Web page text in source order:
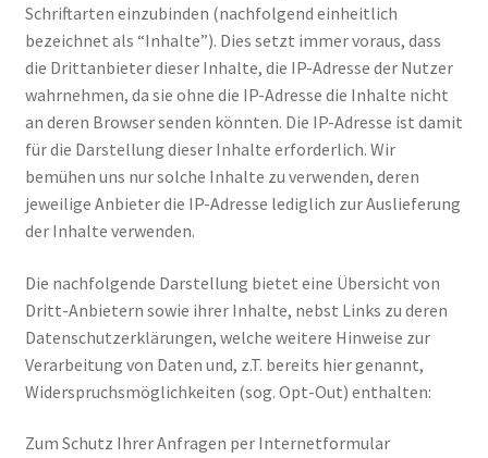
Schriftarten einzubinden (nachfolgend einheitlich
bezeichnet als “Inhalte”). Dies setzt immer voraus, dass
die Drittanbieter dieser Inhalte, die IP-Adresse der Nutzer
wahrnehmen, da sie ohne die IP-Adresse die Inhalte nicht
an deren Browser senden könnten. Die IP-Adresse ist damit
für die Darstellung dieser Inhalte erforderlich. Wir
bemühen uns nur solche Inhalte zu verwenden, deren
jeweilige Anbieter die IP-Adresse lediglich zur Auslieferung
der Inhalte verwenden.
Die nachfolgende Darstellung bietet eine Übersicht von
Dritt-Anbietern sowie ihrer Inhalte, nebst Links zu deren
Datenschutzerklärungen, welche weitere Hinweise zur
Verarbeitung von Daten und, z.T. bereits hier genannt,
Widerspruchsmöglichkeiten (sog. Opt-Out) enthalten:
Zum Schutz Ihrer Anfragen per Internetformular